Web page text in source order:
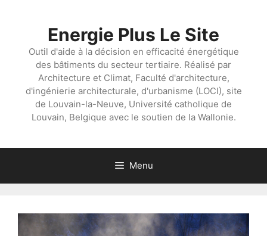
Energie Plus Le Site
Outil d'aide à la décision en efficacité énergétique
des bâtiments du secteur tertiaire. Réalisé par
Architecture et Climat, Faculté d'architecture,
d'ingénierie architecturale, d'urbanisme (LOCI), site
de Louvain-la-Neuve, Université catholique de
Louvain, Belgique avec le soutien de la Wallonie.
Menu